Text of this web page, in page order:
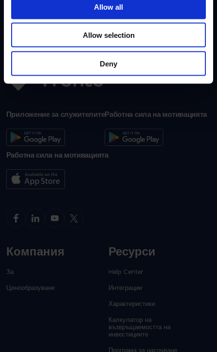
Allow all
Allow selection
Deny
Приложение за служителитеРаботна сила на мотивацията
Работна сила на мотивацията
Компания
За
Ценообразуване
Ресурси
Help Center
Интеграции
Характеристики
Калкулатор на
възвръщаемостта на
инвестициите
Програма за насочване